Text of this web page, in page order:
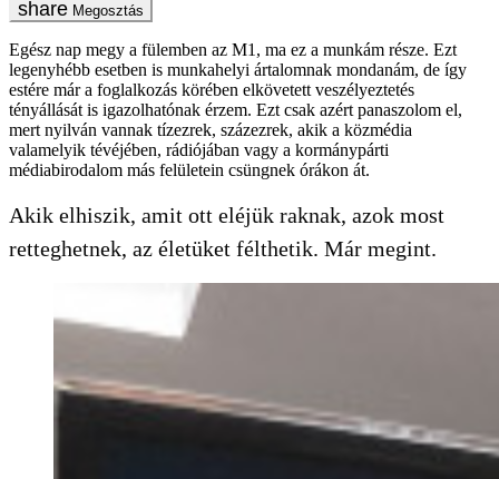
Megosztás
Egész nap megy a fülemben az M1, ma ez a munkám része. Ezt
legenyhébb esetben is munkahelyi ártalomnak mondanám, de így
estére már a foglalkozás körében elkövetett veszélyeztetés
tényállását is igazolhatónak érzem. Ezt csak azért panaszolom el,
mert nyilván vannak tízezrek, százezrek, akik a közmédia
valamelyik tévéjében, rádiójában vagy a kormánypárti
médiabirodalom más felületein csüngnek órákon át.
Akik elhiszik, amit ott eléjük raknak, azok most
retteghetnek, az életüket félthetik. Már megint.